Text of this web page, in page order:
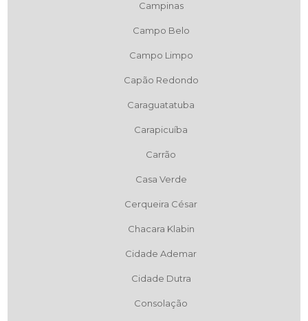
Campinas
Campo Belo
Campo Limpo
Capão Redondo
Caraguatatuba
Carapicuíba
Carrão
Casa Verde
Cerqueira César
Chacara Klabin
Cidade Ademar
Cidade Dutra
Consolação